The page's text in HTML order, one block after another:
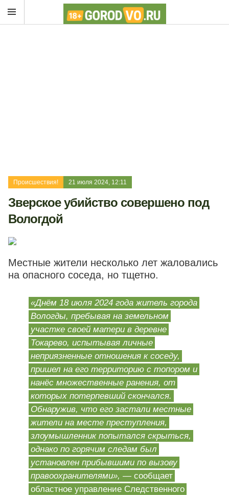
Происшествия! 21 июля 2024, 12:11
Зверское убийство совершено под
Вологдой
Местные жители несколько лет жаловались
на опасного соседа, но тщетно.
«Днём 18 июля 2024 года житель города
Вологды, пребывая на земельном
участке своей матери в деревне
Токарево, испытывая личные
неприязненные отношения к соседу,
пришел на его территорию с топором и
нанёс множественные ранения, от
которых потерпевший скончался.
Обнаружив, что его застали местные
жители на месте преступления,
злоумышленник попытался скрыться,
однако по горячим следам был
установлен прибывшими по вызову
правоохранителями», — сообщает
областное управление Следственного